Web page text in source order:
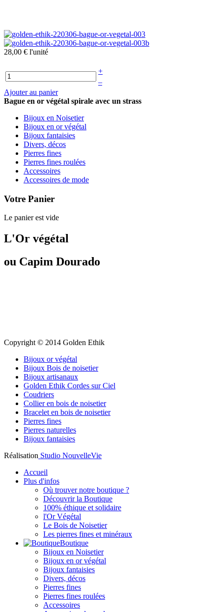
28,00 € l'unité
+
–
Ajouter au panier
Bague en or végétal spirale avec un strass
Bijoux en Noisetier
Bijoux en or végétal
Bijoux fantaisies
Divers, décos
Pierres fines
Pierres fines roulées
Accessoires
Accessoires de mode
Votre Panier
Le panier est vide
L'Or végétal
ou Capim Dourado
Copyright © 2014 Golden Ethik
Bijoux or végétal
Bijoux Bois de noisetier
Bijoux artisanaux
Golden Ethik Cordes sur Ciel
Coudriers
Collier en bois de noisetier
Bracelet en bois de noisetier
Pierres fines
Pierres naturelles
Bijoux fantaisies
Réalisation Studio NouvelleVie
Accueil
Plus d'infos
Où trouver notre boutique ?
Découvrir la Boutique
100% éthique et solidaire
l'Or Végétal
Le Bois de Noisetier
Les pierres fines et minéraux
Boutique
Bijoux en Noisetier
Bijoux en or végétal
Bijoux fantaisies
Divers, décos
Pierres fines
Pierres fines roulées
Accessoires